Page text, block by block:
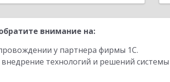
внимание на:
у партнера фирмы 1С.
технологий и решений